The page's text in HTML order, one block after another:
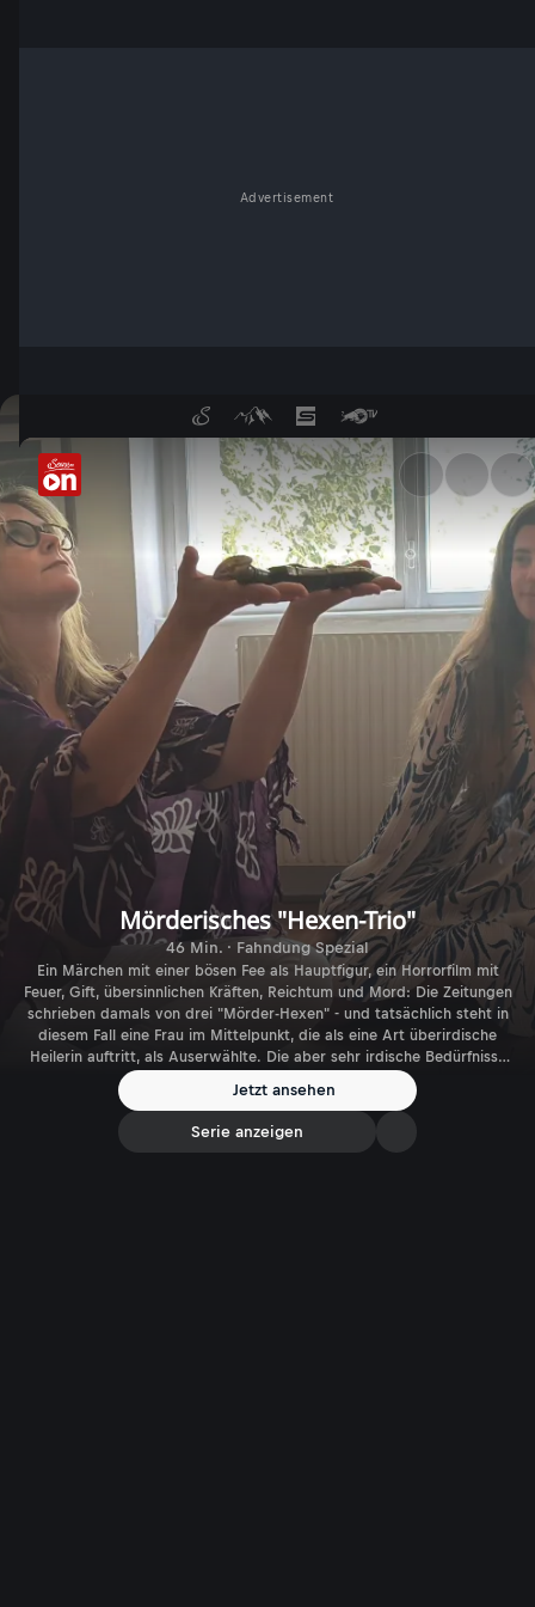
Advertisement
Das mörderische "Hexen-
Mörderisches "Hexen-Trio"
46 Min. · Fahndung Spezial
Ein Märchen mit einer bösen Fee als Hauptfigur, ein Horrorfilm mit
Feuer, Gift, übersinnlichen Kräften, Reichtum und Mord: Die Zeitungen
schrieben damals von drei "Mörder-Hexen" - und tatsächlich steht in
diesem Fall eine Frau im Mittelpunkt, die als eine Art überirdische
Heilerin auftritt, als Auserwählte. Die aber sehr irdische Bedürfnisse
hat, das Geld ihrer Opfer zum Beispiel. Dafür bindet sie zwei
Helferinnen an sich, die bereit sind, für ihre okkulte Anführerin bis zum
Äußersten zu gehen.
Jetzt ansehen
Serie anzeigen